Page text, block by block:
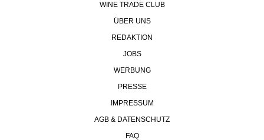
WINE TRADE CLUB
ÜBER UNS
REDAKTION
JOBS
WERBUNG
PRESSE
IMPRESSUM
AGB & DATENSCHUTZ
FAQ